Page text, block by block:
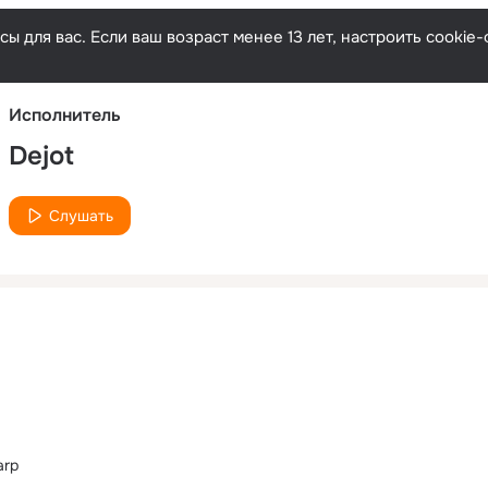
для вас. Если ваш возраст менее 13 лет, настроить
Исполнитель
Dejot
Слушать